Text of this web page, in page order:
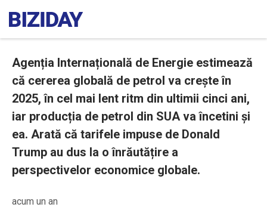
Agenția Internațională de Energie estimează
că cererea globală de petrol va crește în
2025, în cel mai lent ritm din ultimii cinci ani,
iar producția de petrol din SUA va încetini și
ea. Arată că tarifele impuse de Donald
Trump au dus la o înrăutățire a
perspectivelor economice globale.
acum un an